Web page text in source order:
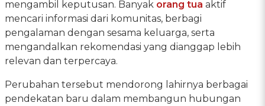
mengambil keputusan. Banyak orang tua aktif
mencari informasi dari komunitas, berbagi
pengalaman dengan sesama keluarga, serta
mengandalkan rekomendasi yang dianggap lebih
relevan dan terpercaya.
Perubahan tersebut mendorong lahirnya berbagai
pendekatan baru dalam membangun hubungan